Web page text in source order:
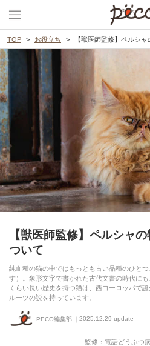
TOP お役立ち 【獣医師監修】ペルシ
【獣医師監修】ペルシャ
ついて
純血種の猫の中ではもっとも古い品種のひと
す）。象形文字で書かれた古代文書の時代に
くらい長い歴史を持つ猫は、西ヨーロッパで
ルーツの説を持っています。
PECO編集部 2025.12.29 update
監修：電話どうぶつ